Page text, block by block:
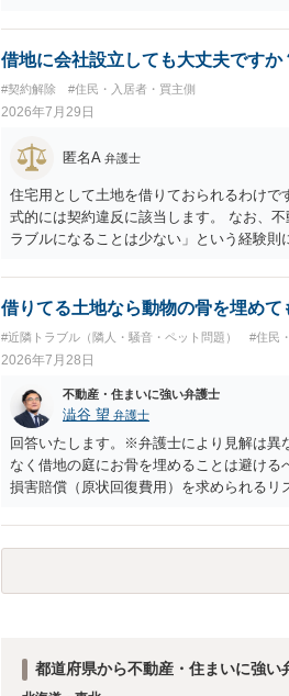
借地に会社設立しても大丈夫ですか
#契約解除 #住民・入居者・買主側
2026年7月29日
匿名A 弁護士
住宅用として土地を借りておられるわけ
式的には契約違反に該当します。 なお、
ラブルになることは少ない」という経験
で、建物を事務所・店舗用に大きく改築
れません。 しかしそれでも、大家さんが
借りてる土地なら動物の骨を埋めて
#近隣トラブル（隣人・騒音・ペット問題） #住民
2026年7月28日
不動産・住まいに強い弁護士
澁谷 望 弁護士
回答いたします。※弁護士により見解は異
なく借地の庭にお骨を埋めることは避け
損害賠償（原状回復費用）を求められる
有者は質問者様であっても、土地の所有
める行為は、他人の所有権を侵害する行
いのが私見です。 どうしてもお近くで供
直接埋めずに大きめの鉢植え等で供養す
都道府県から不動産・住まいに強い